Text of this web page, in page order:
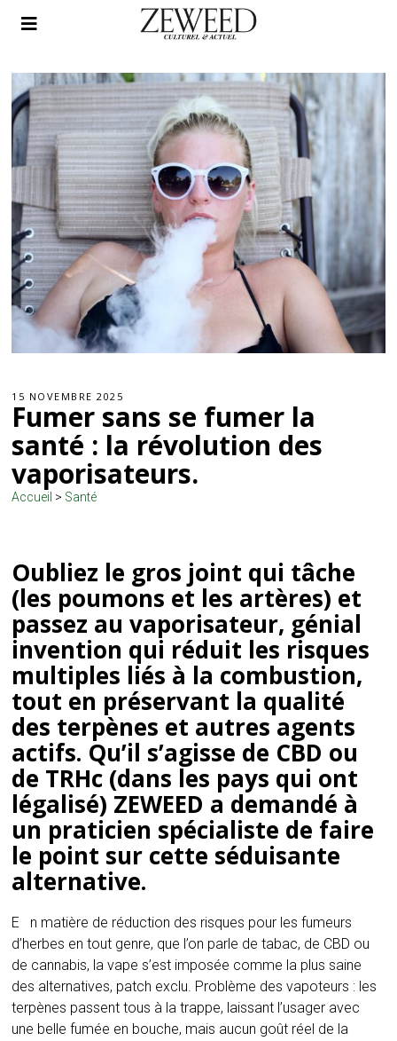
15 NOVEMBRE 2025
Fumer sans se fumer la
santé : la révolution des
vaporisateurs.
Accueil > Santé
Oubliez le gros joint qui tâche
(les poumons et les artères) et
passez au vaporisateur, génial
invention qui réduit les risques
multiples liés à la combustion,
tout en préservant la qualité
des terpènes et autres agents
actifs. Qu’il s’agisse de CBD ou
de TRHc (dans les pays qui ont
légalisé) ZEWEED a demandé à
un praticien spécialiste de faire
le point sur cette séduisante
alternative.
En matière de réduction des risques pour les fumeurs
d’herbes en tout genre, que l’on parle de tabac, de CBD ou
de cannabis, la vape s’est imposée comme la plus saine
des alternatives, patch exclu. Problème des vapoteurs : les
terpènes passent tous à la trappe, laissant l’usager avec
une belle fumée en bouche, mais aucun goût réel de la